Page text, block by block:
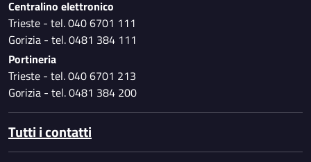
Centralino elettronico
Trieste - tel. 040 6701 111
Gorizia - tel. 0481 384 111
Portineria
Trieste - tel. 040 6701 213
Gorizia - tel. 0481 384 200
Tutti i contatti